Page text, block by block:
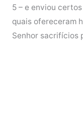
5 – e enviou
quais ofereceram
Senhor sacrifícios